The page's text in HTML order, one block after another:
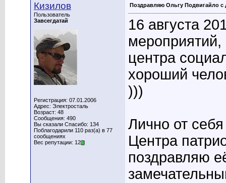
Кизилов
Пользователь
Завсегдатай
Регистрация: 07.01.2006
Адрес: Электросталь
Возраст: 48
Сообщения: 490
Вы сказали Спасибо: 134
Поблагодарили 110 раз(а) в 77
сообщениях
Вес репутации: 12
Поздравляю Ольгу Подвигайло с
16 августа
мероприятий,
центра
хороший
)))
Лично от
Центра
поздравляю